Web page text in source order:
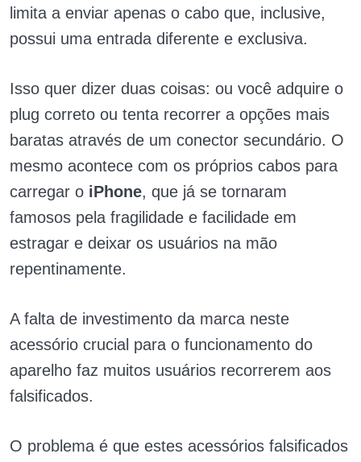
limita a enviar apenas o cabo que, inclusive,
possui uma entrada diferente e exclusiva.
Isso quer dizer duas coisas: ou você adquire o
plug correto ou tenta recorrer a opções mais
baratas através de um conector secundário. O
mesmo acontece com os próprios cabos para
carregar o iPhone, que já se tornaram
famosos pela fragilidade e facilidade em
estragar e deixar os usuários na mão
repentinamente.
A falta de investimento da marca neste
acessório crucial para o funcionamento do
aparelho faz muitos usuários recorrerem aos
falsificados.
O problema é que estes acessórios falsificados